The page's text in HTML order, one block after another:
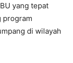
yang tepat
program
di wilayah